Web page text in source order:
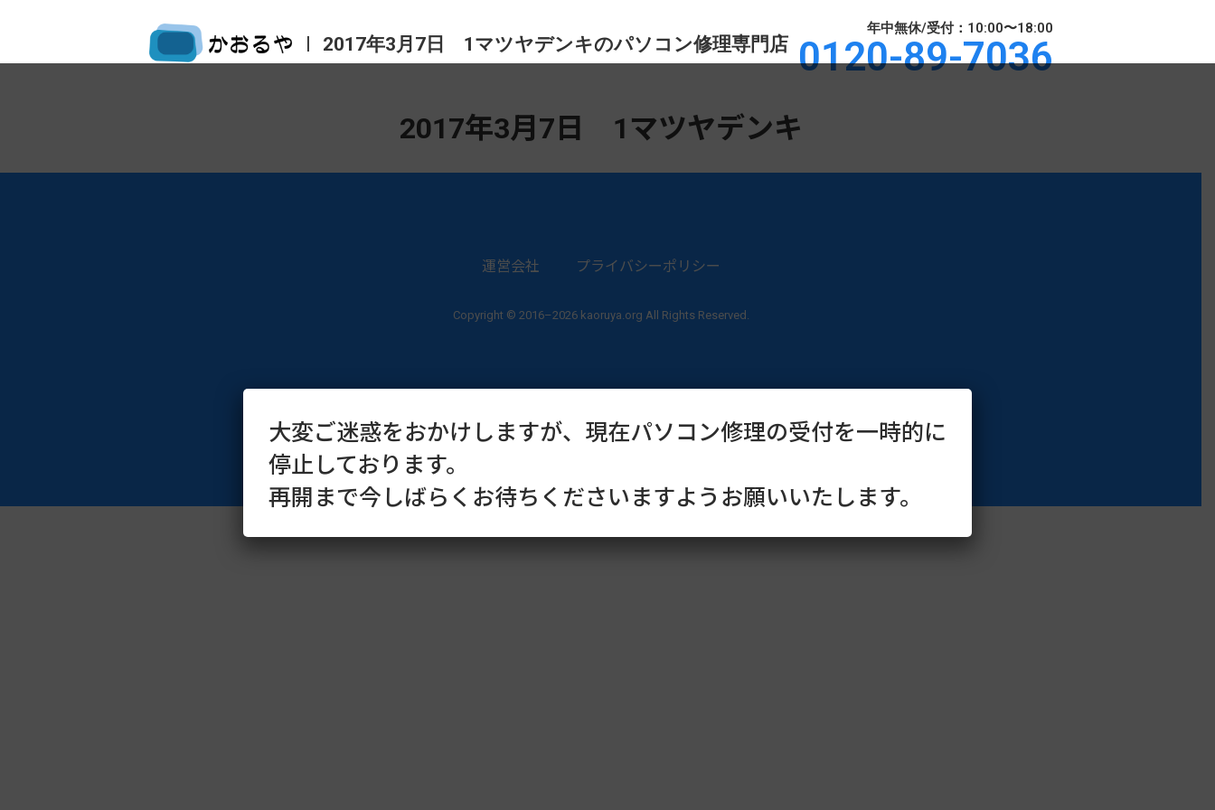
| 2017年3月7日 1マツヤデンキのパソコン修理専門店
年中無休/受付：10:00〜18:00
0120-89-7036
2017年3月7日 1マツヤデンキ
運営会社 プライバシーポリシー
Copyright © 2016–2026 kaoruya.org All Rights Reserved.
大変ご迷惑をおかけしますが、現在パソコン修理の受付を一時的に
停止しております。
再開まで今しばらくお待ちくださいますようお願いいたします。